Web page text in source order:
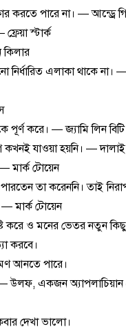
করতে পারে না। — আন্ড্রে
স্টার্ক
কিলার
নির্ধারিত এলাকা থাকে না।
পূর্ণ করে। — জ্যামি লিন বিটি
যাওয়া হয়নি। —
মার্ক টোয়েন
তা করেননি। তাই
মার্ক টোয়েন
ও মনের ভেতর নতুন কিছু
করবে।
আনতে পারে।
উলফ, একজন অ্যাপলাচিয়ান
দেখা ভালো।